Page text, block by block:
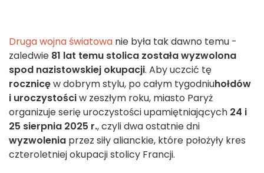
Druga wojna światowa nie była tak dawno temu -
zaledwie 81 lat temu stolica została wyzwolona
spod nazistowskiej okupacji. Aby uczcić tę
rocznicęw dobrym stylu, po całym tygodniuhołdów
i uroczystościw zeszłym roku, miasto Paryż
organizuje serię uroczystości upamiętniających 24 i
25 sierpnia 2025 r., czyli dwa ostatnie dni
wyzwolenia przez siły alianckie, które położyły kres
czteroletniej okupacji stolicy Francji.